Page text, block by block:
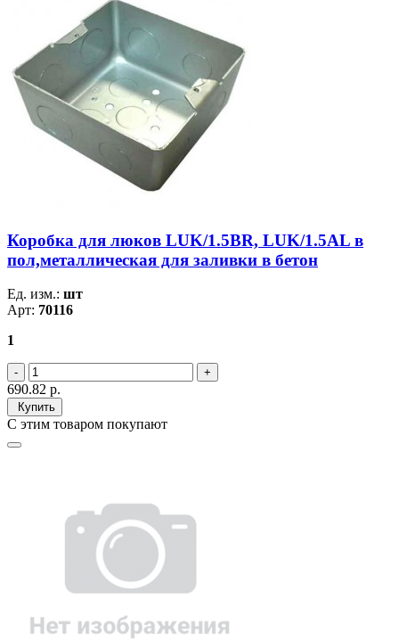
Коробка для люков LUK/1.5BR, LUK/1.5AL в
пол,металлическая для заливки в бетон
Ед. изм.: шт
Арт: 70116
1
690.82 р.
Купить
С этим товаром покупают